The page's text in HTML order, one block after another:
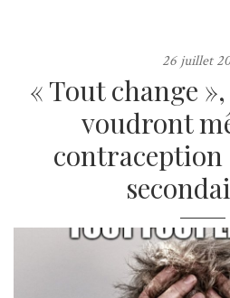
26 juillet
« Tout change
voudront
contraception